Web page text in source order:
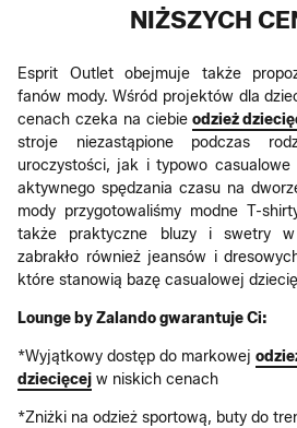
NIŻSZYCH
Esprit Outlet obejmuje także
fanów mody. Wśród projektów dla
cenach czeka na ciebieodzież
stroje niezastąpione podczas
uroczystości, jak i typowo casualowe
aktywnego spędzania czasu na
mody przygotowaliśmy modne T-
także praktyczne bluzy i swetry
zabrakło również jeansów i
które stanowią bazę casualowej
Lounge by Zalando gwarantuje Ci:
*Wyjątkowy dostęp do markowej
dziecięcej w niskich cenach
*Zniżki na odzież sportową, buty do